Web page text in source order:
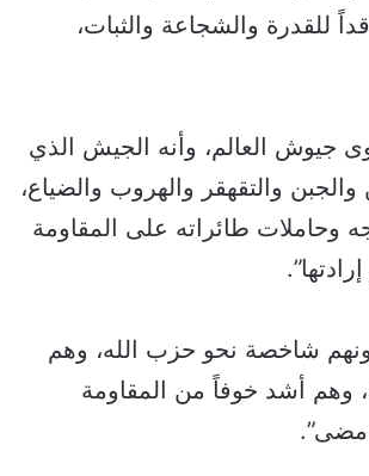
للقدرة والشجاعة والثبات،
جيوش العالم، وأنه الجيش الذي
والتقهقر والهروب والضياع،
وحاملات طائراته على المقاومة
شاخصة نحو حزب الله، وهم
وهم أشد خوفاً من المقاومة
مضى”.